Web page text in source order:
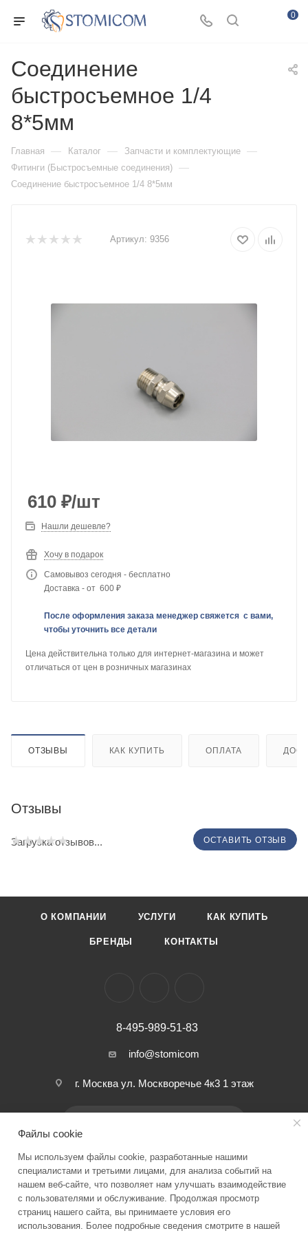
0
Соединение
быстросъемное 1/4
8*5мм
Главная — Каталог — Запчасти и комплектующие —
Фитинги (Быстросъемные соединения) —
Соединение быстросъемное 1/4 8*5мм
Артикул: 9356
610 ₽/шт
Нашли дешевле?
Хочу в подарок
Самовывоз сегодня - бесплатно
Доставка - от 600 ₽
После оформления заказа менеджер свяжется с вами,
чтобы уточнить все детали
Цена действительна только для интернет-магазина и может
отличаться от цен в розничных магазинах
ОТЗЫВЫ КАК КУПИТЬ ОПЛАТА
Отзывы
ОСТАВИТЬ ОТЗЫВ
Загрузка отзывов...
О КОМПАНИИ УСЛУГИ КАК КУПИТЬ
БРЕНДЫ КОНТАКТЫ
8-495-989-51-83
info@stomicom
г. Москва ул. Москворечье 4к3 1 этаж
2026 © Stomicom - интернет-магазин стоматологического
оборудования и запчастей
Файлы cookie
Мы используем файлы cookie, разработанные нашими
специалистами и третьими лицами, для анализа событий на
нашем веб-сайте, что позволяет нам улучшать взаимодействие
с пользователями и обслуживание. Продолжая просмотр
страниц нашего сайта, вы принимаете условия его
использования. Более подробные сведения смотрите в нашей